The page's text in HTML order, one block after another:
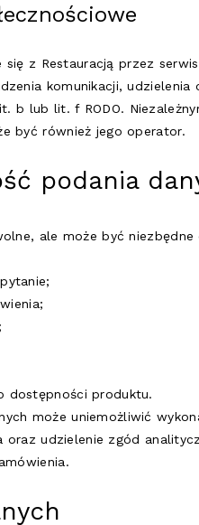
z Restauracją przez
komunikacji,
b lub lit. f RODO.
być również jego operator.
podania
ale może być niezbędne
dostępności produktu.
może uniemożliwić
oraz udzielenie zgód